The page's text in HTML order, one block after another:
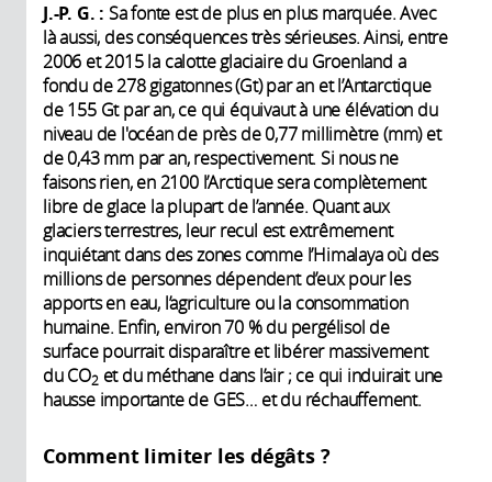
J.-P. G. : Sa fonte est de plus en plus marquée. Avec
là aussi, des conséquences très sérieuses. Ainsi, entre
2006 et 2015 la calotte glaciaire du Groenland a
fondu de 278 gigatonnes (Gt) par an et l’Antarctique
de 155 Gt par an, ce qui équivaut à une élévation du
niveau de l'océan de près de 0,77 millimètre (mm) et
de 0,43 mm par an, respectivement. Si nous ne
faisons rien, en 2100 l’Arctique sera complètement
libre de glace la plupart de l’année. Quant aux
glaciers terrestres, leur recul est extrêmement
inquiétant dans des zones comme l’Himalaya où des
millions de personnes dépendent d’eux pour les
apports en eau, l’agriculture ou la consommation
humaine. Enfin, environ 70 % du pergélisol de
surface pourrait disparaître et libérer massivement
du CO2et du méthane dans l’air ; ce qui induirait une
hausse importante de GES… et du réchauffement.
Comment limiter les dégâts ?